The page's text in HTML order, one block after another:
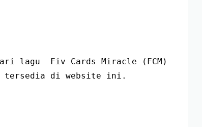
lagu  Fiv Cards Miracle (FCM)
tersedia di website ini.